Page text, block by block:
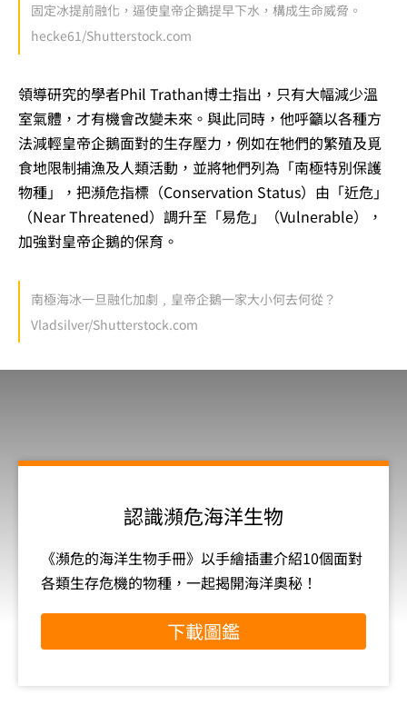
固定冰提前融化，逼使皇帝企鵝提早下水，構成生命威脅。
hecke61/Shutterstock.com
領導研究的學者Phil Trathan博士指出，只有大幅減少溫
室氣體，才有機會改變未來。與此同時，他呼籲以各種方
法減輕皇帝企鵝面對的生存壓力，例如在牠們的繁殖及覓
食地限制捕漁及人類活動，並將牠們列為「南極特別保護
物種」，把瀕危指標（Conservation Status）由「近危」
（Near Threatened）調升至「易危」（Vulnerable），
加強對皇帝企鵝的保育。
南極海冰一旦融化加劇﹐皇帝企鵝一家大小何去何從？
Vladsilver/Shutterstock.com
認識瀕危海洋生物
《瀕危的海洋生物手冊》以手繪插畫介紹10個面對
各類生存危機的物種，一起揭開海洋奧秘！
下載圖鑑